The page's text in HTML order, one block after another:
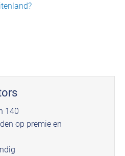
140
op premie en